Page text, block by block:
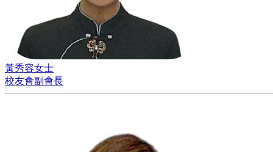
黃秀容女士
校友會副會長